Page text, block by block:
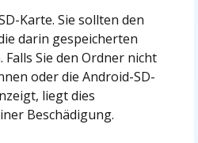
Karte. Sie sollten den
darin gespeicherten
Sie den Ordner nicht
oder die Android-SD-
liegt dies
Beschädigung.